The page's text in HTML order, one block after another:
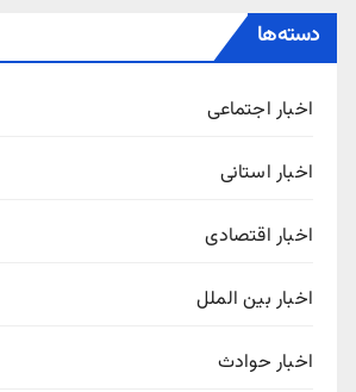
دسته‌ها
اخبار اجتماعی
اخبار استانی
اخبار اقتصادی
اخبار بین الملل
اخبار حوادث